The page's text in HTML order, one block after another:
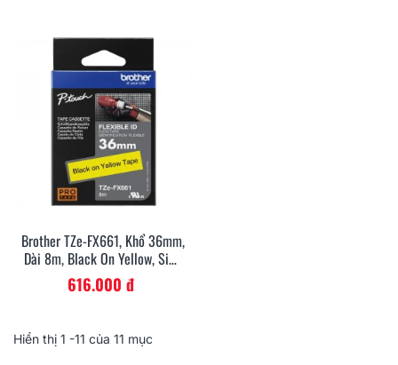
Brother TZe-FX661, Khổ 36mm,
Dài 8m, Black On Yellow, Siêu
Dẻo, Chống Thấm Nước
616.000 đ
Hiển thị 1 -11 của 11 mục